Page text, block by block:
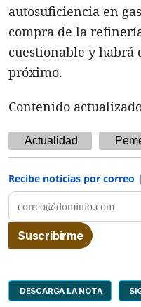
autosuficiencia en
compra de la
cuestionable y
próximo.
Contenido
Actualidad
Recibe noticias por correo |
DESCARGA LA NOTA